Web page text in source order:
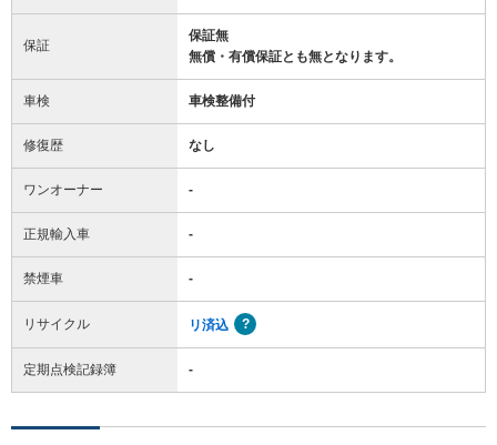
保証
保証無
無償・有償保証とも無となります。
車検 車検整備付
修復歴 なし
ワンオーナー -
正規輸入車 -
禁煙車 -
リサイクル リ済込
定期点検記録簿 -